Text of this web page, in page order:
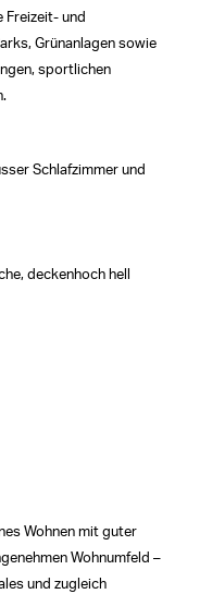
Freizeit- und
Grünanlagen sowie
sportlichen
Schlafzimmer und
deckenhoch hell
Wohnen mit guter
Wohnumfeld –
und zugleich